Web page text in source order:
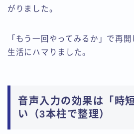
がりました。
「もう一回やってみるか」で再
生活にハマりました。
音声入力の効果は「時
い（3本柱で整理）